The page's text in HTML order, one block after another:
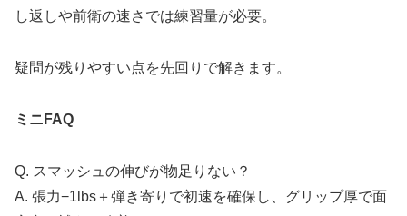
し返しや前衛の速さでは練習量が必要。
疑問が残りやすい点を先回りで解きます。
ミニFAQ
Q. スマッシュの伸びが物足りない？
A. 張力−1lbs＋弾き寄りで初速を確保し、グリップ厚で面